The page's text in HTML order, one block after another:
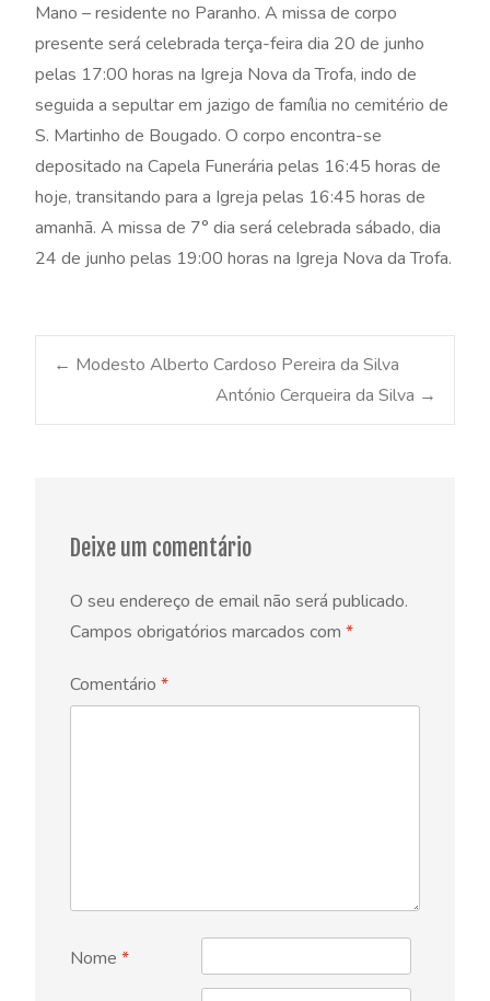
Mano – residente no Paranho. A missa de corpo
presente será celebrada terça-feira dia 20 de junho
pelas 17:00 horas na Igreja Nova da Trofa, indo de
seguida a sepultar em jazigo de família no cemitério de
S. Martinho de Bougado. O corpo encontra-se
depositado na Capela Funerária pelas 16:45 horas de
hoje, transitando para a Igreja pelas 16:45 horas de
amanhã. A missa de 7° dia será celebrada sábado, dia
24 de junho pelas 19:00 horas na Igreja Nova da Trofa.
Post
← Modesto Alberto Cardoso Pereira da Silva
António Cerqueira da Silva →
Deixe um comentário
O seu endereço de email não será publicado.
Campos obrigatórios marcados com *
Comentário *
Nome *